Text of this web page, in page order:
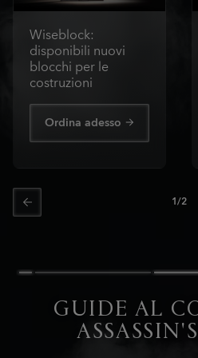
Wiseblock:
disponibili nuovi
blocchi per le
costruzioni
Ordina adesso
1/2
GUIDE AL